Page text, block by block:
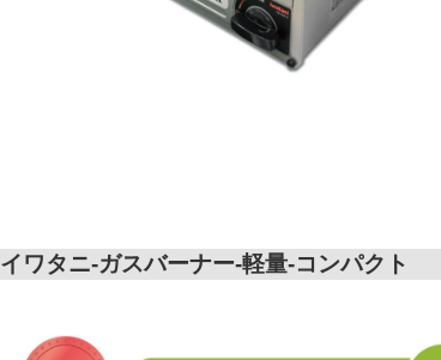
イワタニ-ガスバーナー-軽量-コンパクト